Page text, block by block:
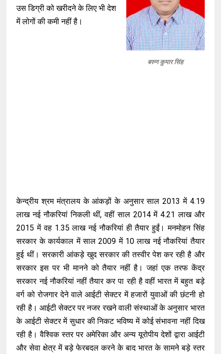
बरुण कुमार सिंह
उस डिग्री को खरीदने के लिए भी देश
में लोगों की कमी नहीं है।
केन्द्रीय श्रम मंत्रालय के आंकड़ों के अनुसार साल 2013 में 4.19
लाख नई नौकरियां निकली थीं, वहीं साल 2014 में 4.21 लाख और
2015 में वह 1.35 लाख नई नौकरियां ही तैयार हुईं। मनमोहन सिंह
सरकार के कार्यकाल में साल 2009 में 10 लाख नई नौकरियां तैयार
हुई थीं। सरकारी आंकड़े खुद सरकार की तस्वीर पेश कर रही है और
सरकार इस पर भी मानने को तैयार नहीं है। जहां एक तरफ केंद्र
सरकार नई नौकरियां नहीं तैयार कर पा रही है वहीं भारत में बहुत बड़े
वर्ग को रोजगार देने वाले आईटी सेक्टर में हजारों युवाओं की छंटनी हो
रही है। आईटी सेक्टर पर नजर रखने वाली संस्थाओं के अनुसार भारत
के आईटी सेक्टर में सुधार की निकट भविष्य में कोई संभावना नहीं दिख
रही है। वैश्विक स्तर पर अमेरिका और अन्य यूरोपीय देशों द्वारा आईटी
और सेवा क्षेत्र में बड़े फेरबदल करने के बाद भारत के सामने बड़े स्तर